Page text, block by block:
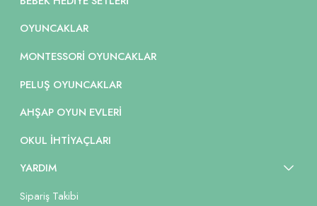
OYUNCAKLAR
MONTESSORI OYUNCAKLAR
PELUŞ OYUNCAKLAR
AHŞAP OYUN EVLERI
OKUL İHTIYAÇLARI
YARDIM
Sipariş Takibi